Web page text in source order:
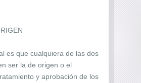
es que cualquiera de las dos
ser la de origen o el
y aprobación de los